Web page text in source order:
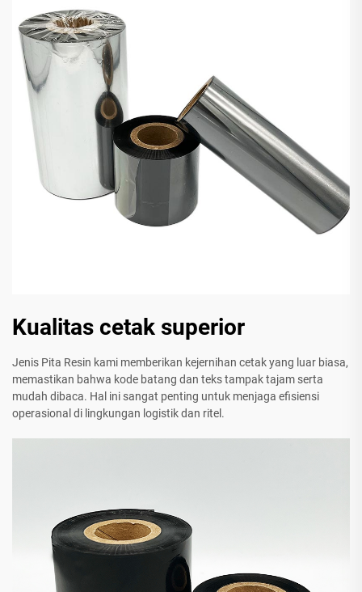
Kualitas cetak superior
Jenis Pita Resin kami memberikan kejernihan cetak yang luar biasa,
memastikan bahwa kode batang dan teks tampak tajam serta
mudah dibaca. Hal ini sangat penting untuk menjaga efisiensi
operasional di lingkungan logistik dan ritel.